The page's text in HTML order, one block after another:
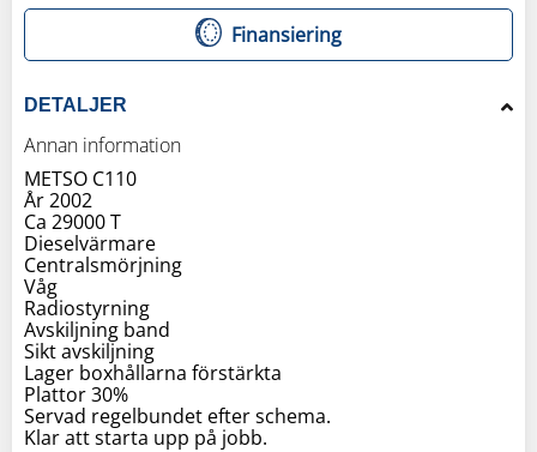
Finansiering
DETALJER
Annan information
METSO C110
År 2002
Ca 29000 T
Dieselvärmare
Centralsmörjning
Våg
Radiostyrning
Avskiljning band
Sikt avskiljning
Lager boxhållarna förstärkta
Plattor 30%
Servad regelbundet efter schema.
Klar att starta upp på jobb.